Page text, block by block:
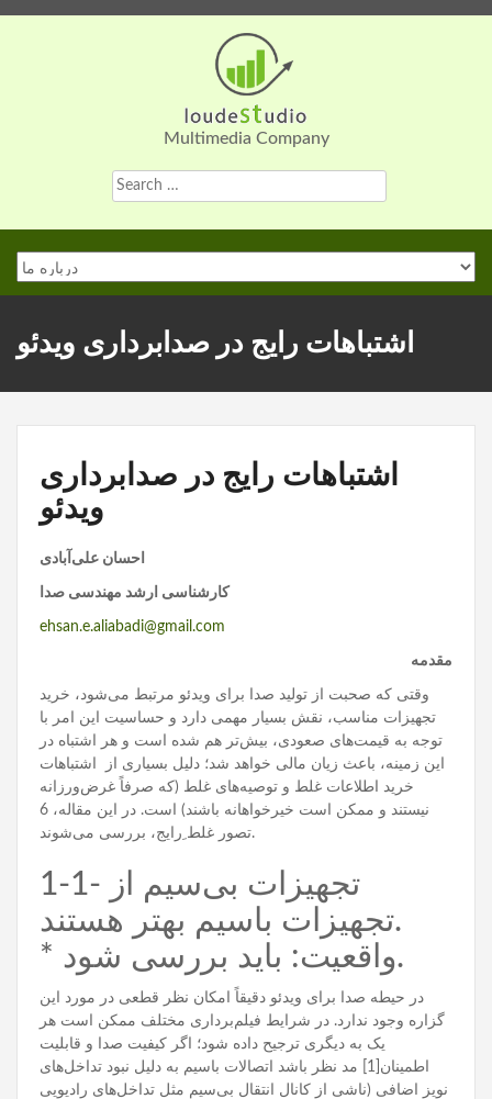
Multimedia Company
Search
for:
اشتباهات رایج در صدابرداری ویدئو
اشتباهات رایج در صدابرداری
ویدئو
احسان علی‌آبادی
کارشناسی ارشد مهندسی صدا
ehsan.e.aliabadi@gmail.com
مقدمه
وقتی که صحبت از تولید صدا برای ویدئو مرتبط می‌شود، خرید
تجهیزات مناسب، نقش بسیار مهمی دارد و حساسیت این امر با
توجه به قیمت‌های صعودی، بیش‌تر هم شده است و هر اشتباه در
این زمینه، باعث زیان مالی خواهد شد؛ دلیل بسیاری از اشتباهات
خرید اطلاعات غلط و توصیه‌های غلط (که صرفاً غرض‌ورزانه
نیستند و ممکن است خیرخواهانه باشند) است. در این مقاله، 6
تصور غلط ِرایج، بررسی می‌شوند.
1-1- تجهیزات بی‌سیم از
تجهیزات باسیم بهتر هستند.
* واقعیت: باید بررسی شود.
در حیطه صدا برای ویدئو دقیقاً امکان نظر قطعی در مورد این
گزاره وجود ندارد. در شرایط فیلم‌برداری مختلف ممکن است هر
یک به دیگری ترجیح داده شود؛ اگر کیفیت صدا و قابلیت
اطمینان[1] مد نظر باشد اتصالات باسیم به دلیل نبود تداخل‌های
نویز اضافی (ناشی از کانال انتقال بی‌سیم مثل تداخل‌های رادیویی